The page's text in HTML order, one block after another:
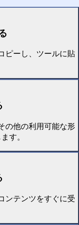
ピーし、ツールに貼
の他の利用可能な形
す。
ンテンツをすぐに受